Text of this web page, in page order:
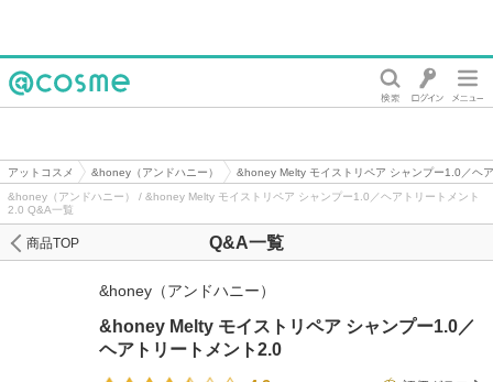
アットコスメ &honey（アンドハニー）
&honey Melty モイストリペア シャンプー1.0／ヘ
&honey（アンドハニー） / &honey Melty モイストリペア シャンプー1.0／ヘアトリートメント
2.0 Q&A一覧
Q&A一覧
商品TOP
&honey（アンドハニー）
&honey Melty モイストリペア シャンプー1.0／
ヘアトリートメント2.0